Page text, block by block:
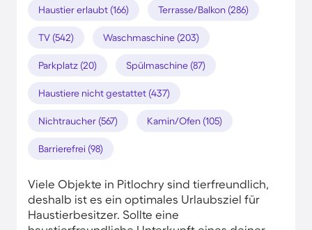
Haustier erlaubt (166) Terrasse/Balkon (286)
TV (542) Waschmaschine (203)
Parkplatz (20) Spülmaschine (87)
Haustiere nicht gestattet (437)
Nichtraucher (567) Kamin/Ofen (105)
Barrierefrei (98)
Viele Objekte in Pitlochry sind tierfreundlich,
deshalb ist es ein optimales Urlaubsziel für
Haustierbesitzer. Sollte eine